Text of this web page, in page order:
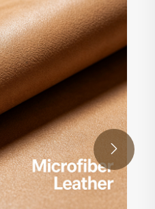
өнеркәсібінің
зауытының
